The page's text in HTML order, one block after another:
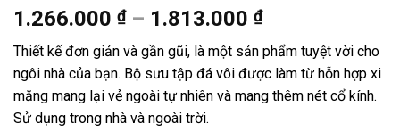
1.266.000 ₫ – 1.813.000 ₫Khoảng
giá:
từ
1.266.000 ₫
đến
Thiết kế đơn giản và gần gũi, là một sản phẩm tuyệt vời cho
ngôi nhà của bạn. Bộ sưu tập đá vôi được làm từ hỗn hợp xi
măng mang lại vẻ ngoài tự nhiên và mang thêm nét cổ kính.
Sử dụng trong nhà và ngoài trời.